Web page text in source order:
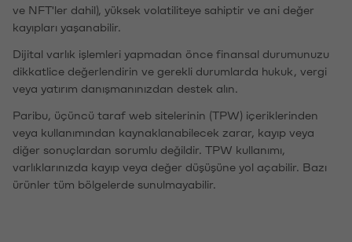
ve NFT'ler dahil), yüksek volatiliteye sahiptir ve ani değer
kayıpları yaşanabilir.
Dijital varlık işlemleri yapmadan önce finansal durumunuzu
dikkatlice değerlendirin ve gerekli durumlarda hukuk, vergi
veya yatırım danışmanınızdan destek alın.
Paribu, üçüncü taraf web sitelerinin (TPW) içeriklerinden
veya kullanımından kaynaklanabilecek zarar, kayıp veya
diğer sonuçlardan sorumlu değildir. TPW kullanımı,
varlıklarınızda kayıp veya değer düşüşüne yol açabilir. Bazı
ürünler tüm bölgelerde sunulmayabilir.